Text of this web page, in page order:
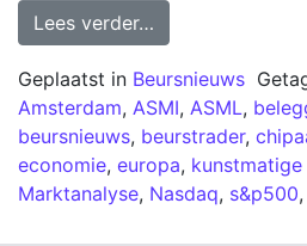
Lees verder…
Geplaatst in Beursnieuws
Amsterdam, ASMI, ASML,
beursnieuws, beurstrader,
economie, europa,
Marktanalyse, Nasdaq, s&p500,